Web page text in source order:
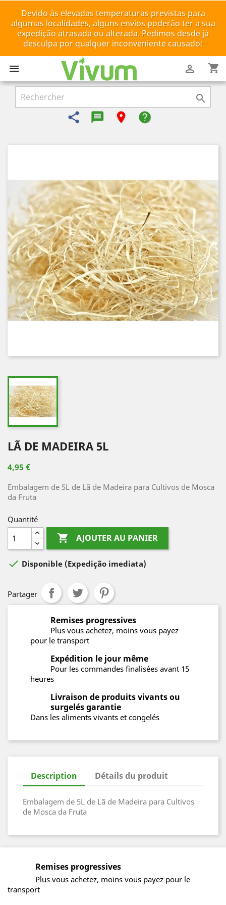
Devido às elevadas temperaturas previstas para
algumas localidades, alguns envios poderão ter a sua
expedição atrasada ou alterada. Pedimos desde já
desculpa por qualquer inconveniente causado!
 shopping_cart


share message-reply-text
room help
LÃ DE MADEIRA 5L
4,95 €
Embalagem de 5L de Lã de Madeira para Cultivos de Mosca
da Fruta
Quantité
 AJOUTER AU PANIER
 Disponible (Expedição imediata)
Partager
Remises progressives
Plus vous achetez, moins vous payez
pour le transport
Expédition le jour même
Pour les commandes finalisées avant 15
heures
Livraison de produits vivants ou
surgelés garantie
Dans les aliments vivants et congelés
Description Détails du produit
Embalagem de 5L de Lã de Madeira para Cultivos
de Mosca da Fruta
Remises progressives
Plus vous achetez, moins vous payez pour le
transport